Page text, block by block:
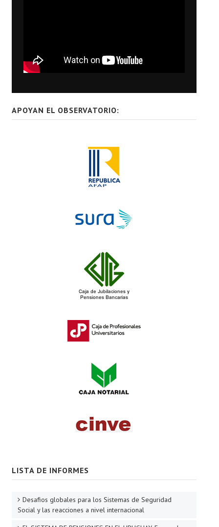
APOYAN EL OBSERVATORIO:
LISTA DE INFORMES
Desafios globales para los Sistemas de Seguridad
Social y las reacciones a nivel internacional